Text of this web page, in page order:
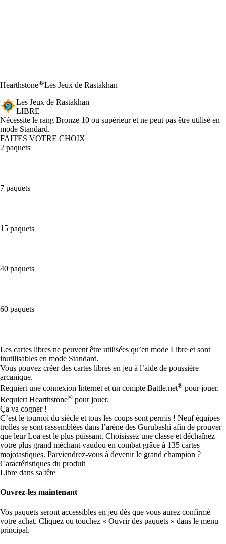
Hearthstone®Les Jeux de Rastakhan
Les Jeux de Rastakhan
LIBRE
Product Notification
Nécessite le rang Bronze 10 ou supérieur et ne peut pas être utilisé en
mode Standard.
FAITES VOTRE CHOIX
2 paquets
7 paquets
15 paquets
40 paquets
60 paquets
Available actions
Les cartes libres ne peuvent être utilisées qu’en mode Libre et sont
inutilisables en mode Standard.
Vous pouvez créer des cartes libres en jeu à l’aide de poussière
arcanique.
Requiert une connexion Internet et un compte Battle.net® pour jouer.
Requiert Hearthstone® pour jouer.
Ça va cogner !
C’est le tournoi du siècle et tous les coups sont permis ! Neuf équipes
trolles se sont rassemblées dans l’arène des Gurubashi afin de prouver
que leur Loa est le plus puissant. Choisissez une classe et déchaînez
votre plus grand méchant vaudou en combat grâce à 135 cartes
mojotastiques. Parviendrez-vous à devenir le grand champion ?
Caractéristiques du produit
Libre dans sa tête
Ouvrez-les maintenant
Vos paquets seront accessibles en jeu dès que vous aurez confirmé
votre achat. Cliquez ou touchez « Ouvrir des paquets » dans le menu
principal.